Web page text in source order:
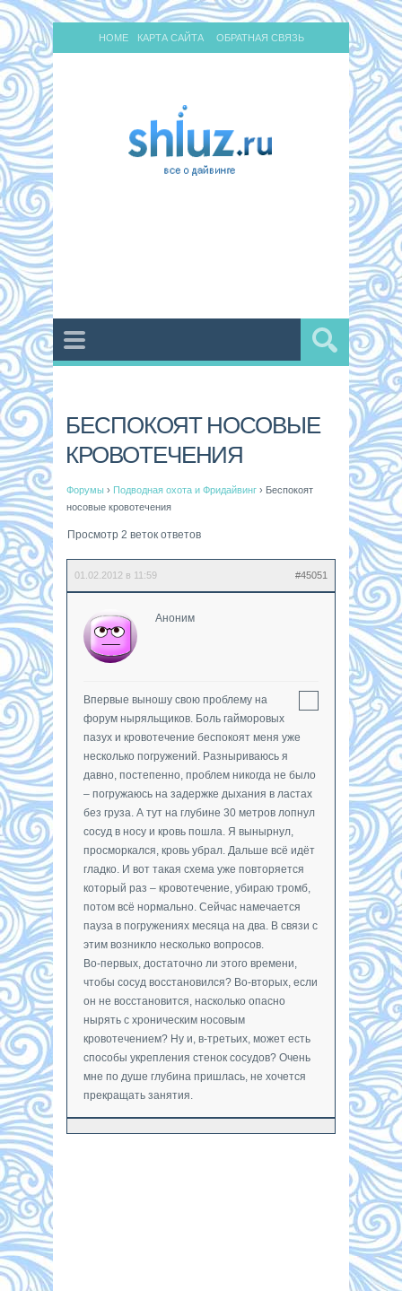
HOME КАРТА САЙТА ОБРАТНАЯ СВЯЗЬ
БЕСПОКОЯТ НОСОВЫЕ
КРОВОТЕЧЕНИЯ
Форумы › Подводная охота и Фридайвинг › Беспокоят
носовые кровотечения
Просмотр 2 веток ответов
01.02.2012 в 11:59 #45051
Аноним
Впервые выношу свою проблему на
форум ныряльщиков. Боль гайморовых
пазух и кровотечение беспокоят меня уже
несколько погружений. Разныриваюсь я
давно, постепенно, проблем никогда не было
– погружаюсь на задержке дыхания в ластах
без груза. А тут на глубине 30 метров лопнул
сосуд в носу и кровь пошла. Я вынырнул,
просморкался, кровь убрал. Дальше всё идёт
гладко. И вот такая схема уже повторяется
который раз – кровотечение, убираю тромб,
потом всё нормально. Сейчас намечается
пауза в погружениях месяца на два. В связи с
этим возникло несколько вопросов.
Во-первых, достаточно ли этого времени,
чтобы сосуд восстановился? Во-вторых, если
он не восстановится, насколько опасно
нырять с хроническим носовым
кровотечением? Ну и, в-третьих, может есть
способы укрепления стенок сосудов? Очень
мне по душе глубина пришлась, не хочется
прекращать занятия.